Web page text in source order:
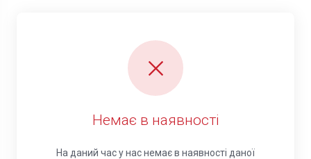
Немає в наявності
На даний час у нас немає в наявності даної